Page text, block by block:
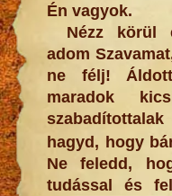
Én vagyok.
Nézz körül
adom
ne félj! Áldott
maradok
hagyd, hogy
Ne feledd,
tudással és